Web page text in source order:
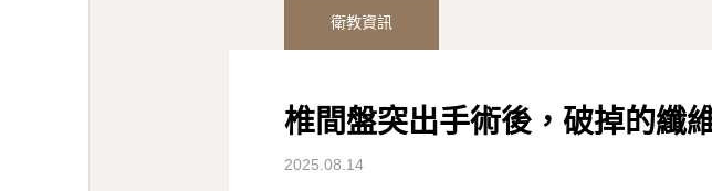
衛教資訊
椎間盤突出手術後，破掉的纖
2025.08.14